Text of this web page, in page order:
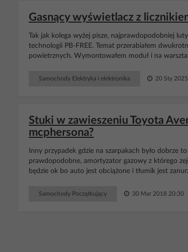
Gasnący wyświetlacz z
Tak jak kolega wyżej pisze, najprawdopodobniej
technologii PB-FREE. Temat przerabiałem
powietrznych. Wymontowałem moduł i na
Samochody Elektryka i elektronika 20 Sty
Stuki w zawieszeniu Toyota
mcphersona?
Inny przypadek gdzie na szarpakach było dobrze
prawdopodobne, amortyzator gazowy z którego
będzie ok bo auto jest obciążone i tłumik jest
Samochody Początkujący 30 Mar 2018 20:30